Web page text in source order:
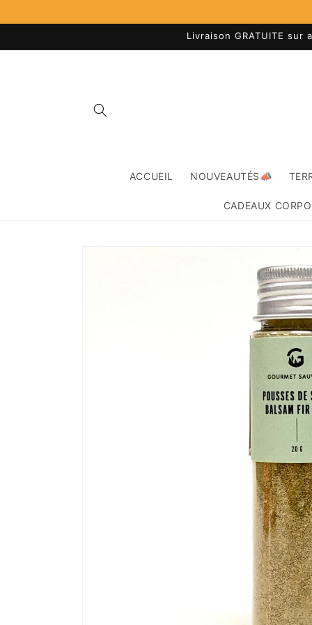
au
Livraison GRATUITE
ACCUEIL NOUVEAUTÉS📣
CADEAUX